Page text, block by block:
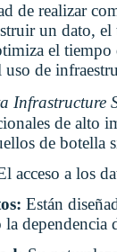
de realizar
un dato,
el tiempo
uso de
Infrastructure
de alto
de botella
acceso a los
Están
dependencia